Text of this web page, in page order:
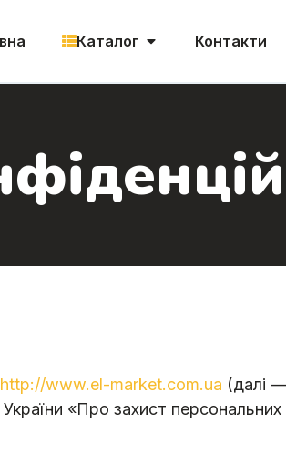
Каталог Контакти
http://www.el-market.com.ua (далі
«Про захист персональних